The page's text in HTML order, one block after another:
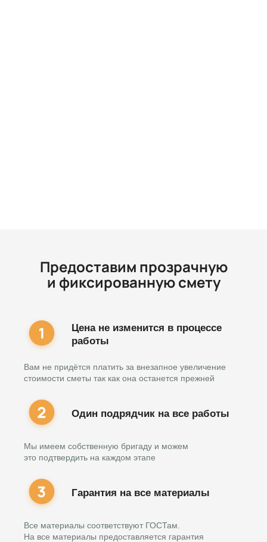
Предоставим прозрачную
и фиксированную смету
Цена не изменится в процессе
работы
Вам не придётся платить за внезапное увеличение
стоимости сметы так как она останется прежней
Один подрядчик на все работы
Мы имеем собственную бригаду и можем
это подтвердить на каждом этапе
Гарантия на все материалы
Все материалы соответствуют ГОСТам.
На все материалы предоставляется гарантия